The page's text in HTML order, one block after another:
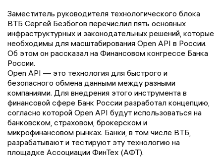
Заместитель руководителя технологического блока
ВТБ Сергей Безбогов перечислил пять основных
инфраструктурных и законодательных решений, которые
необходимы для масштабирования Open API в России.
Об этом он рассказал на Финансовом конгрессе Банка
России.
Open API — это технология для быстрого и
безопасного обмена данными между разными
компаниями. Для внедрения этого инструмента в
финансовой сфере Банк России разработал концепцию,
согласно которой Open API будут использоваться на
банковском, страховом, брокерском и
микрофинансовом рынках. Банки, в том числе ВТБ,
разрабатывают и тестируют эту технологию на
площадке Ассоциации ФинТех (АФТ).